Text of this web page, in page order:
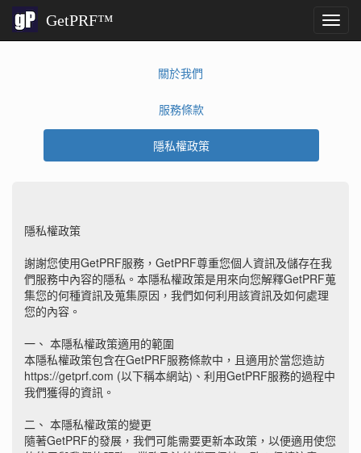
GetPRF™
關於我們
服務條款
隱私權政策
隱私權政策
謝謝您使用GetPRF服務，GetPRF尊重您個人資訊及儲存在我
們服務中內容的隱私。本隱私權政策是用來向您解釋GetPRF蒐
集您的何種資訊及蒐集原因，我們如何利用該資訊及如何處理
您的內容。
一、 本隱私權政策適用的範圍
本隱私權政策包含在GetPRF服務條款中，且適用於當您造訪
https://getprf.com (以下稱本網站)、利用GetPRF服務的過程中
我們獲得的資訊。
二、 本隱私權政策的變更
隨著GetPRF的發展，我們可能需要更新本政策，以便適用使您